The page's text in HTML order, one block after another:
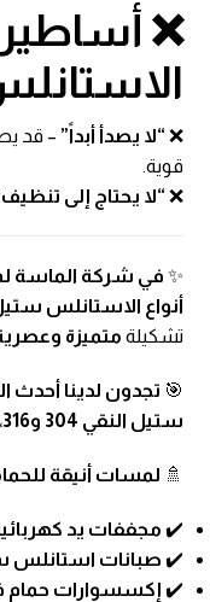
❌
❌ “لا يصدأ أبداً” – قد
قوية.
❌ “لا يحتاج إلى
✨ في شركة الماسة
أنواع الاستانلس
تشكيلة متميزة
🎯 تجدون لدينا أحدث
ستيل النقي 304 و316
🚿 لمسات أنيقة
✔️ مجففات يد
✔️ صبانات استانلس
✔️ إكسسوارات حمام